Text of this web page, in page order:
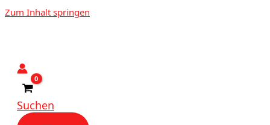
Zum Inhalt springen
Suchen